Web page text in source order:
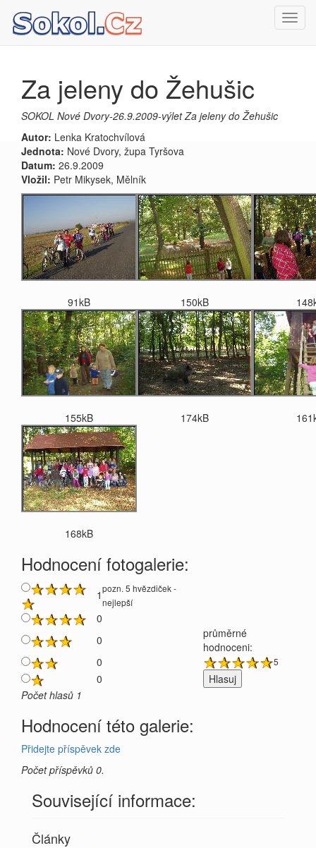
Za jeleny do Žehušic
SOKOL Nové Dvory-26.9.2009-výlet Za jeleny do Žehušic
Autor: Lenka Kratochvílová
Jednota: Nové Dvory, župa Tyršova
Datum: 26.9.2009
Vložil: Petr Mikysek, Mělník
91kB 150kB
155kB 174kB
168kB
Hodnocení fotogalerie:
1pozn. 5 hvězdiček -
nejlepší
0
0
průměrné
hodnoceni:
0
5
0
Počet hlasů 1
Hodnocení této galerie:
Přidejte příspěvek zde
Počet příspěvků 0.
Související informace:
Články